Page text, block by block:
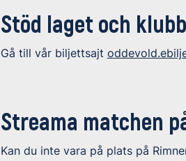
Stöd laget och
Gå till vår biljettsajt
Streama matchen
Kan du inte vara på plats på